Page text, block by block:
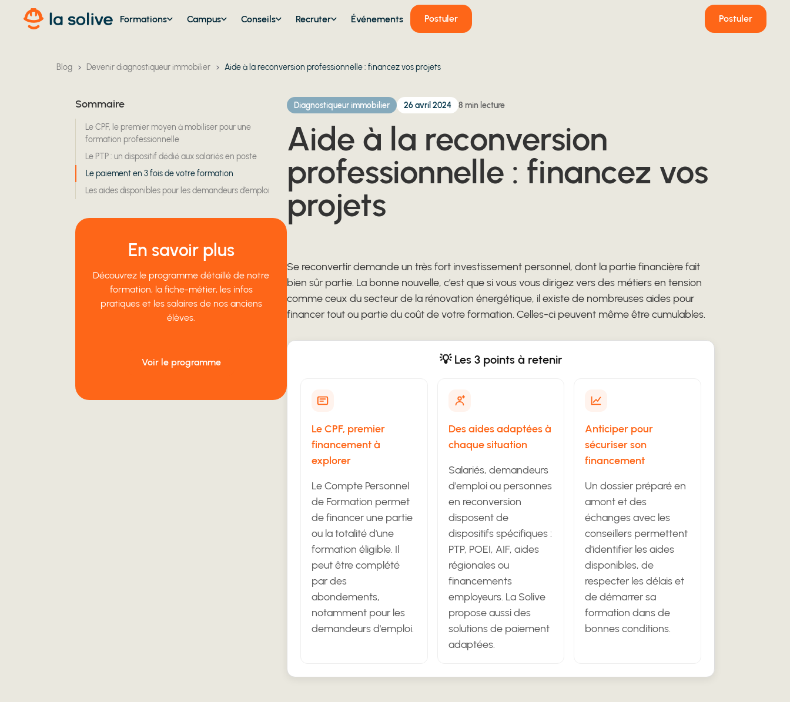
Formations Campus Conseils Recruter Événements Postuler Postuler
Blog Devenir diagnostiqueur immobilier Aide à la reconversion professionnelle : financez vos projets
Sommaire
Le CPF, le premier moyen à mobiliser pour une
formation professionnelle
Le PTP : un dispositif dédié aux salariés en poste
Le paiement en 3 fois de votre formation
Les aides disponibles pour les demandeurs d’emploi
En savoir plus
Découvrez le programme détaillé de notre
formation, la fiche-métier, les infos
pratiques et les salaires de nos anciens
élèves.
Voir le programme
Diagnostiqueur immobilier 26 avril 2024 8 min lecture
Aide à la reconversion
professionnelle : financez vos
projets
Se reconvertir demande un très fort investissement personnel, dont la partie financière fait
bien sûr partie. La bonne nouvelle, c’est que si vous vous dirigez vers des métiers en tension
comme ceux du secteur de la rénovation énergétique, il existe de nombreuses aides pour
financer tout ou partie du coût de votre formation. Celles-ci peuvent même être cumulables.
💡 Les 3 points à retenir
Le CPF, premier
financement à
explorer
Le Compte Personnel
de Formation permet
de financer une partie
ou la totalité d'une
formation éligible. Il
peut être complété
par des
abondements,
notamment pour les
demandeurs d'emploi.
Des aides adaptées à
chaque situation
Salariés, demandeurs
d'emploi ou personnes
en reconversion
disposent de
dispositifs spécifiques :
PTP, POEI, AIF, aides
régionales ou
financements
employeurs. La Solive
propose aussi des
solutions de paiement
adaptées.
Anticiper pour
sécuriser son
financement
Un dossier préparé en
amont et des
échanges avec les
conseillers permettent
d'identifier les aides
disponibles, de
respecter les délais et
de démarrer sa
formation dans de
bonnes conditions.